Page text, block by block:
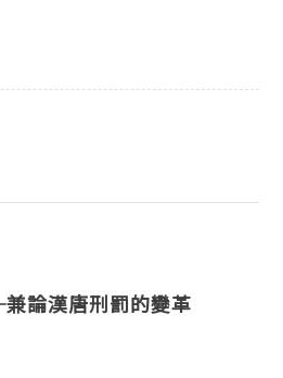
論漢唐刑罰的變革